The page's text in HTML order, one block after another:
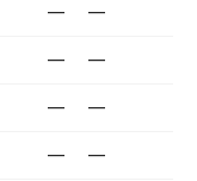
— —
— —
— —
— —